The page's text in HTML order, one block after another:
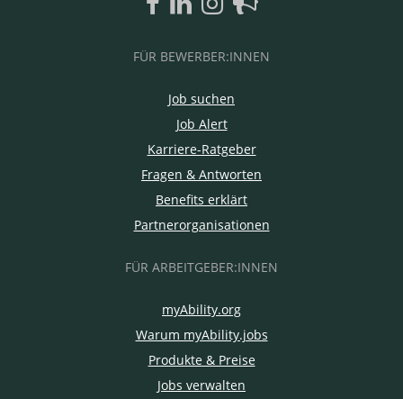
FÜR BEWERBER:INNEN
Job suchen
Job Alert
Karriere-Ratgeber
Fragen & Antworten
Benefits erklärt
Partnerorganisationen
FÜR ARBEITGEBER:INNEN
myAbility.org
Warum myAbility.jobs
Produkte & Preise
Jobs verwalten